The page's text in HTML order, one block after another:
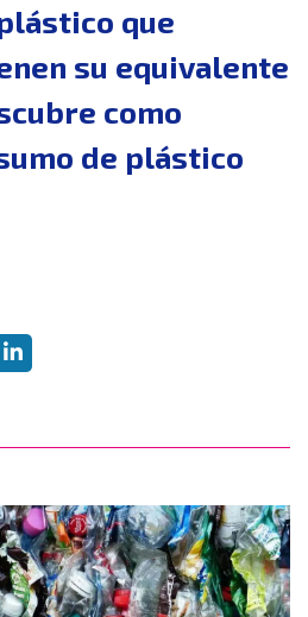
que
su equivalente
como
de plástico